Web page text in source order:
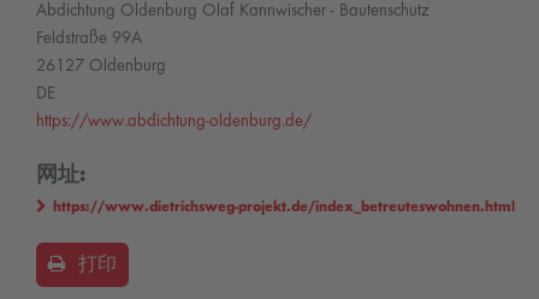
Abdichtung Oldenburg Olaf Kannwischer - Bautenschutz
Feldstraße 99A
26127 Oldenburg
DE
https://www.abdichtung-oldenburg.de/
网址:
https://www.dietrichsweg-projekt.de/index_betreuteswohnen.html
打印